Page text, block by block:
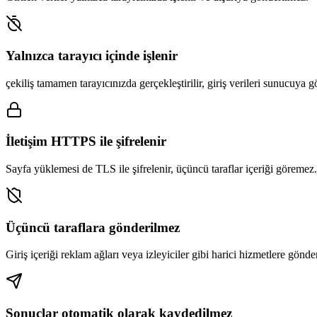
Yalnızca tarayıcı içinde işlenir
çekiliş tamamen tarayıcınızda gerçekleştirilir, giriş verileri sunucuya
İletişim HTTPS ile şifrelenir
Sayfa yüklemesi de TLS ile şifrelenir, üçüncü taraflar içeriği göremez.
Üçüncü taraflara gönderilmez
Giriş içeriği reklam ağları veya izleyiciler gibi harici hizmetlere
Sonuçlar otomatik olarak kaydedilmez